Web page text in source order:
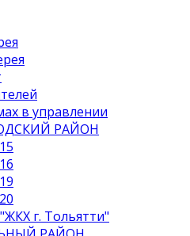
в управлении
РАЙОН
г. Тольятти"